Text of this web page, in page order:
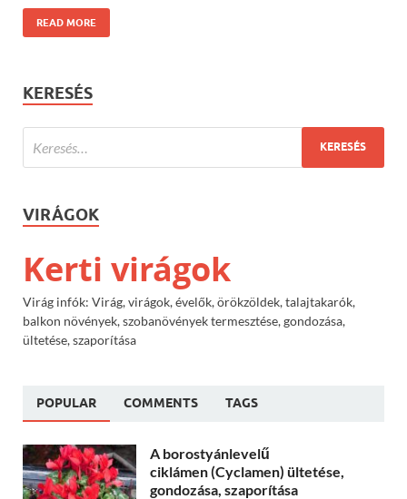
READ MORE
KERESÉS
VIRÁGOK
Kerti virágok
Virág infók: Virág, virágok, évelők, örökzöldek, talajtakarók,
balkon növények, szobanövények termesztése, gondozása,
ültetése, szaporítása
POPULAR COMMENTS TAGS
A borostyánlevelű
ciklámen (Cyclamen) ültetése,
gondozása, szaporítása